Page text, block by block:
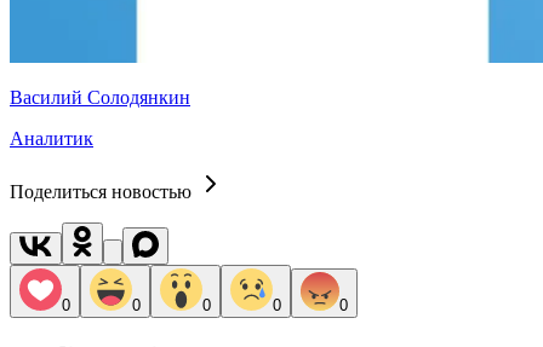
Василий Солодянкин
Аналитик
Поделиться новостью
0 0 0 0 0